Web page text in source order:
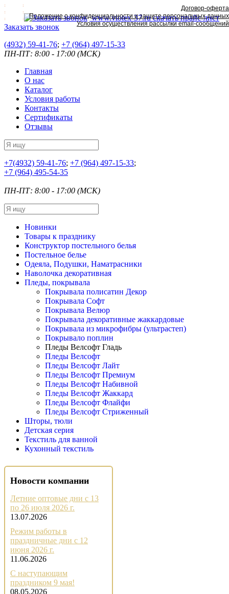
www.viotex-37.ruскачать прайс-лист
Заказать звонок
(4932) 59-41-76; +7 (964) 497-15-33
ПН-ПТ: 8:00 - 17:00 (МСК)
Главная
О нас
Каталог
Условия работы
Контакты
Сертификаты
Отзывы
+7(4932) 59-41-76; +7 (964) 497-15-33;
+7 (964) 495-54-35
ПН-ПТ: 8:00 - 17:00 (МСК)
Новинки
Товары к празднику
Конструктор постельного белья
Постельное белье
Одеяла, Подушки, Наматрасники
Наволочка декоративная
Пледы, покрывала
Покрывала полисатин Декор
Покрывала Софт
Покрывала Велюр
Покрывала декоративные жаккардовые
Покрывала из микрофибры (ультрастеп)
Покрывало поплин
Пледы Велсофт Гладь
Пледы Велсофт
Пледы Велсофт Лайт
Пледы Велсофт Премиум
Пледы Велсофт Набивной
Пледы Велсофт Жаккард
Пледы Велсофт Флайфи
Пледы Велсофт Стриженный
Шторы, тюли
Детская серия
Текстиль для ванной
Кухонный текстиль
Новости компании
Летние оптовые дни с 13
по 26 июля 2026 г.
13.07.2026
Режим работы в
праздничные дни с 12
июня 2026 г.
11.06.2026
С наступающим
праздником 9 мая!
08.05.2026
Договор-оферта
Положение о конфиденциальности и защите персональных данных
Условия осуществления рассылки email-сообщений